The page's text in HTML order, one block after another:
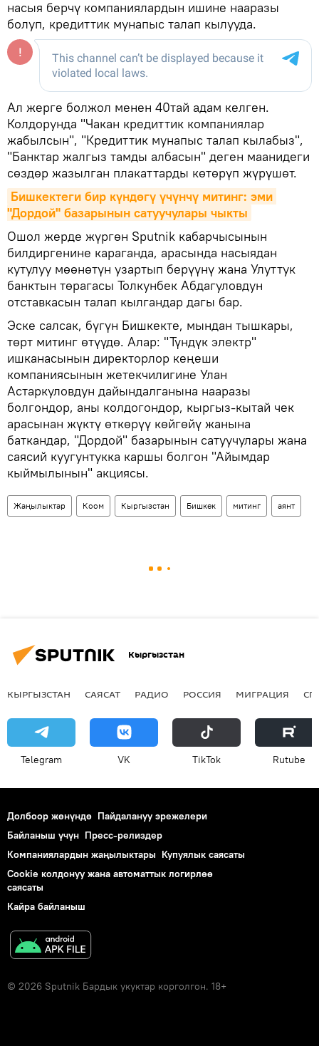
насыя берчү компаниялардын ишине нааразы
болуп, кредиттик мунапыс талап кылууда.
Ал жерге болжол менен 40тай адам келген.
Колдорунда "Чакан кредиттик компаниялар
жабылсын", "Кредиттик мунапыс талап кылабыз",
"Банктар жалгыз тамды албасын" деген маанидеги
сөздөр жазылган плакаттарды көтөрүп жүрүшөт.
Бишкектеги бир күндөгү үчүнчү митинг: эми
"Дордой" базарынын сатуучулары чыкты
Ошол жерде жүргөн Sputnik кабарчысынын
билдиргенине караганда, арасында насыядан
кутулуу мөөнөтүн узартып берүүнү жана Улуттук
банктын төрагасы Толкунбек Абдагуловдун
отставкасын талап кылгандар дагы бар.
Эске салсак, бүгүн Бишкекте, мындан тышкары,
төрт митинг өтүүдө. Алар: "Түндүк электр"
ишканасынын директорлор кеңеши
компаниясынын жетекчилигине Улан
Астаркуловдун дайындалганына нааразы
болгондор, аны колдогондор, кыргыз-кытай чек
арасынан жүктү өткөрүү көйгөйү жанына
баткандар, "Дордой" базарынын сатуучулары жана
саясий куугунтукка каршы болгон "Айымдар
кыймылынын" акциясы.
Жаңылыктар Коом Кыргызстан Бишкек митинг аянт
Кыргызстан
КЫРГЫЗСТАН САЯСАТ РАДИО РОССИЯ МИГРАЦИЯ
Telegram VK ТikТоk Rutube
Долбоор жөнүндө Пайдалануу эрежелери
Байланыш үчүн Пресс-релиздер
Компаниялардын жаңылыктары Купуялык саясаты
Cookie колдонуу жана автоматтык логирлөө
саясаты
Кайра байланыш
© 2026 Sputnik Бардык укуктар корголгон. 18+